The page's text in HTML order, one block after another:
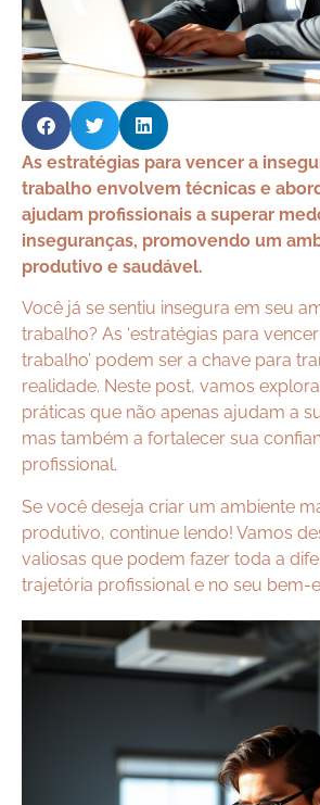
As estratégias para vencer a
trabalho envolvem técnicas e
ajudam profissionais a superar
inseguranças, promovendo um
produtivo e saudável.
Você já se sentiu insegura em seu
trabalho? As ‘estratégias para
trabalho’ podem ser a chave para
realidade. Neste post, vamos
práticas que não apenas ajudam a
mas também a fortalecer sua
profissional.
Se você deseja criar um ambiente
produtivo, continue lendo! Vamos
valiosas que podem fazer toda a
trajetória profissional e no seu bem-